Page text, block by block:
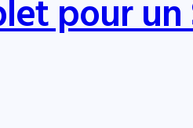
pour un